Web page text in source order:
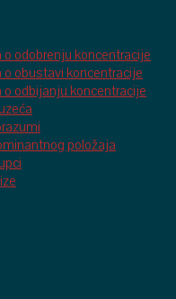
o odobrenju koncentracije
o obustavi koncentracije
o odbijanju koncentracije
položaja